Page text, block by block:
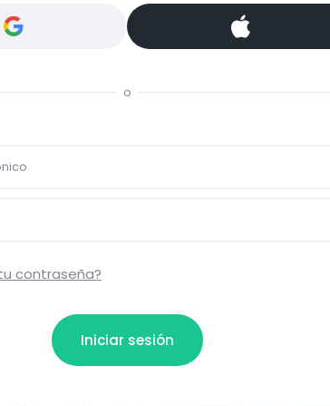
En
o
contraseña?
Iniciar sesión